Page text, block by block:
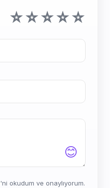
☆☆☆☆☆
😊
'ni okudum ve onaylıyorum.